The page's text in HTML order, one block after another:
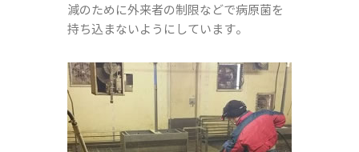
減のために外来者の制限などで病原菌を
持ち込まないようにしています。